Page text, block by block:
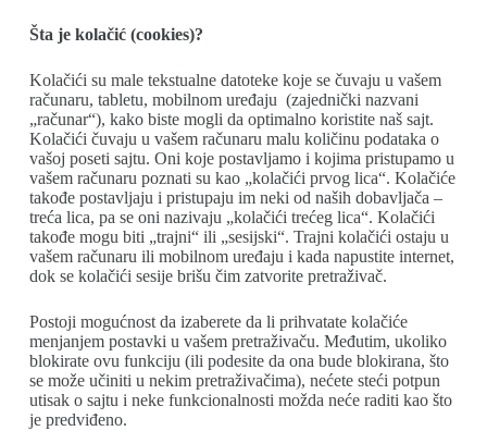
Šta je kolačić (cookies)?
Kolačići su male tekstualne datoteke koje se čuvaju u vašem
računaru, tabletu, mobilnom uređaju (zajednički nazvani
„računar“), kako biste mogli da optimalno koristite naš sajt.
Kolačići čuvaju u vašem računaru malu količinu podataka o
vašoj poseti sajtu. Oni koje postavljamo i kojima pristupamo u
vašem računaru poznati su kao „kolačići prvog lica“. Kolačiće
takođe postavljaju i pristupaju im neki od naših dobavljača –
treća lica, pa se oni nazivaju „kolačići trećeg lica“. Kolačići
takođe mogu biti „trajni“ ili „sesijski“. Trajni kolačići ostaju u
vašem računaru ili mobilnom uređaju i kada napustite internet,
dok se kolačići sesije brišu čim zatvorite pretraživač.
Postoji mogućnost da izaberete da li prihvatate kolačiće
menjanjem postavki u vašem pretraživaču. Međutim, ukoliko
blokirate ovu funkciju (ili podesite da ona bude blokirana, što
se može učiniti u nekim pretraživačima), nećete steći potpun
utisak o sajtu i neke funkcionalnosti možda neće raditi kao što
je predviđeno.